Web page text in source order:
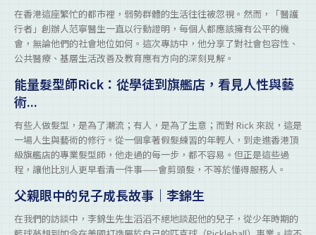
在香港這座繁忙的都市裡，弱勢群體的生活往往被忽視。然而，「醫護
行者」創辦人范寧醫生一直以行動證明，每個人都應該擁有公平的機
會，無論他們的社會地位如何。這次專訪中，他分享了對社會包容性、
公共醫療、基層生活改善及教育應有方向的深刻見解。
能量髮型師Rick：從學徒到旗艦店，看見人性與藝
術...
有些人做髮型，是為了潮流；有人，是為了生意；而對 Rick 來說，這是
一場人生與藝術的修行。從一個拿著假髮練習的年輕人，到走進香港頂
級旗艦店的專業髮型師，他走過的每一步，都不容易。但正是這些過
程，讓他比別人更早看清一件事——會剪頭髮，不等於懂得服務人。
父親眼中的兒子成長故事｜李錦生
在我們的訪談中，李錦生先生滔滔不絕地談起他的兒子，從少年時期的